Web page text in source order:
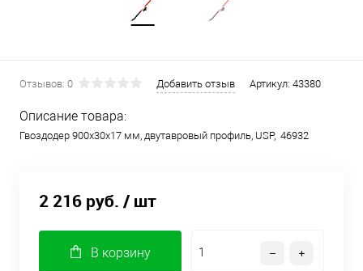
Отзывов: 0 Добавить отзыв Артикул: 43380
Описание товара:
Гвоздодер 900х30х17 мм, двутавровый профиль, USP, 46932
2 216 руб. / шт
В корзину